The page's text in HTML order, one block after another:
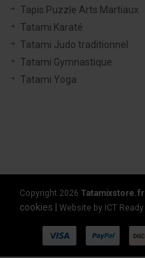
Tapis Puzzle Arts Martiaux
Tatami Karaté
Tatami Judo traditionnel
Tatami Gymnastique
Tatami Yoga
Copyright 2026 Tatamixstore.fr
cookies
Website by ICT Ready